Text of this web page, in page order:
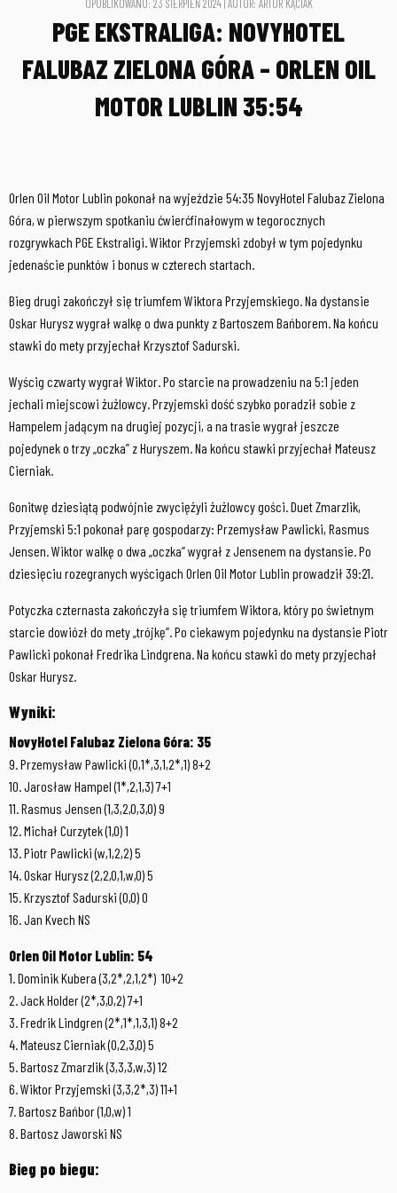
OPUBLIKOWANO: 23 SIERPIEŃ 2024 | AUTOR: ARTUR KĄCIAK
PGE EKSTRALIGA: NOVYHOTEL
FALUBAZ ZIELONA GÓRA – ORLEN OIL
MOTOR LUBLIN 35:54
Orlen Oil Motor Lublin pokonał na wyjeździe 54:35 NovyHotel Falubaz Zielona
Góra, w pierwszym spotkaniu ćwierćfinałowym w tegorocznych
rozgrywkach PGE Ekstraligi. Wiktor Przyjemski zdobył w tym pojedynku
jedenaście punktów i bonus w czterech startach.
Bieg drugi zakończył się triumfem Wiktora Przyjemskiego. Na dystansie
Oskar Hurysz wygrał walkę o dwa punkty z Bartoszem Bańborem. Na końcu
stawki do mety przyjechał Krzysztof Sadurski.
Wyścig czwarty wygrał Wiktor. Po starcie na prowadzeniu na 5:1 jeden
jechali miejscowi żużlowcy. Przyjemski dość szybko poradził sobie z
Hampelem jadącym na drugiej pozycji, a na trasie wygrał jeszcze
pojedynek o trzy „oczka” z Huryszem. Na końcu stawki przyjechał Mateusz
Cierniak.
Gonitwę dziesiątą podwójnie zwyciężyli żużlowcy gości. Duet Zmarzlik,
Przyjemski 5:1 pokonał parę gospodarzy: Przemysław Pawlicki, Rasmus
Jensen. Wiktor walkę o dwa „oczka” wygrał z Jensenem na dystansie. Po
dziesięciu rozegranych wyścigach Orlen Oil Motor Lublin prowadził 39:21.
Potyczka czternasta zakończyła się triumfem Wiktora, który po świetnym
starcie dowiózł do mety „trójkę”. Po ciekawym pojedynku na dystansie Piotr
Pawlicki pokonał Fredrika Lindgrena. Na końcu stawki do mety przyjechał
Oskar Hurysz.
Wyniki:
NovyHotel Falubaz Zielona Góra: 35
9. Przemysław Pawlicki (0,1*,3,1,2*,1) 8+2
10. Jarosław Hampel (1*,2,1,3) 7+1
11. Rasmus Jensen (1,3,2,0,3,0) 9
12. Michał Curzytek (1,0) 1
13. Piotr Pawlicki (w,1,2,2) 5
14. Oskar Hurysz (2,2,0,1,w,0) 5
15. Krzysztof Sadurski (0,0) 0
16. Jan Kvech NS
Orlen Oil Motor Lublin: 54
1. Dominik Kubera (3,2*,2,1,2*) 10+2
2. Jack Holder (2*,3,0,2) 7+1
3. Fredrik Lindgren (2*,1*,1,3,1) 8+2
4. Mateusz Cierniak (0,2,3,0) 5
5. Bartosz Zmarzlik (3,3,3,w,3) 12
6. Wiktor Przyjemski (3,3,2*,3) 11+1
7. Bartosz Bańbor (1,0,w) 1
8. Bartosz Jaworski NS
Bieg po biegu: